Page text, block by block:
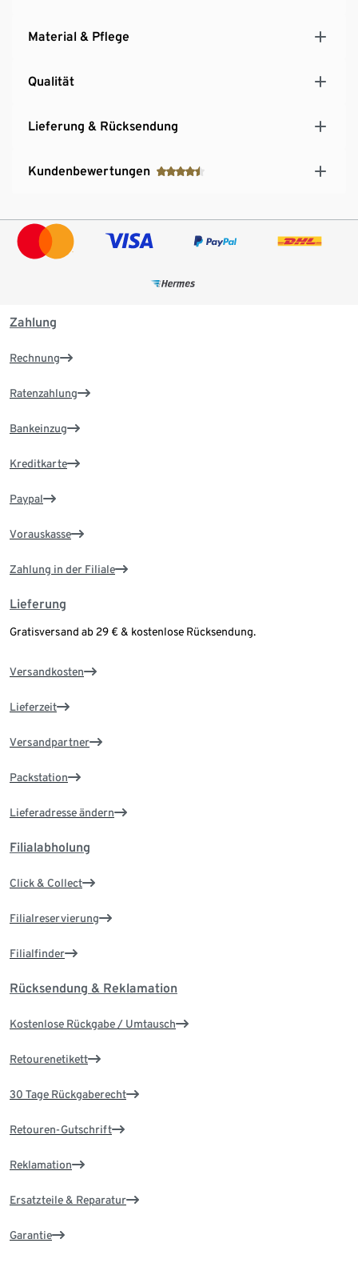
Material & Pflege
Qualität
Lieferung & Rücksendung
Kundenbewertungen
Zahlung
Rechnung
Ratenzahlung
Bankeinzug
Kreditkarte
Paypal
Vorauskasse
Zahlung in der Filiale
Lieferung
Gratisversand ab 29 € & kostenlose Rücksendung.
Versandkosten
Lieferzeit
Versandpartner
Packstation
Lieferadresse ändern
Filialabholung
Click & Collect
Filialreservierung
Filialfinder
Rücksendung & Reklamation
Kostenlose Rückgabe / Umtausch
Retourenetikett
30 Tage Rückgaberecht
Retouren-Gutschrift
Reklamation
Ersatzteile & Reparatur
Garantie